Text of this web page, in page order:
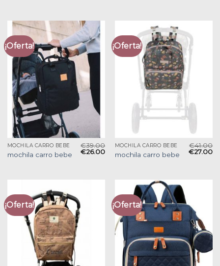
¡Oferta!
MOCHILA CARRO BEBE
mochila carro bebe
€39.00
€26.00
¡Oferta!
MOCHILA CARRO BEBE
mochila carro bebe
€41.00
€27.00
¡Oferta! ¡Oferta!